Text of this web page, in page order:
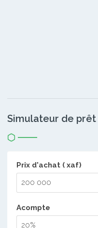
Simulateur de prêt
Prix d'achat ( xaf)
Acompte